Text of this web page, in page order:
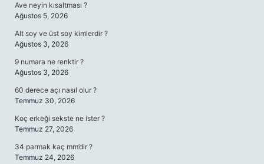
Ave neyin kısaltması ?
Ağustos 5, 2026
Alt soy ve üst soy kimlerdir ?
Ağustos 3, 2026
9 numara ne renktir ?
Ağustos 3, 2026
60 derece açı nasıl olur ?
Temmuz 30, 2026
Koç erkeği sekste ne ister ?
Temmuz 27, 2026
34 parmak kaç mm’dir ?
Temmuz 24, 2026